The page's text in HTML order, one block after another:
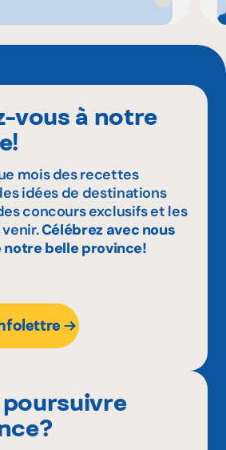
vous à notre
mois des recettes
idées de destinations
concours exclusifs et les
Célébrez avec nous
notre belle province!
poursuivre